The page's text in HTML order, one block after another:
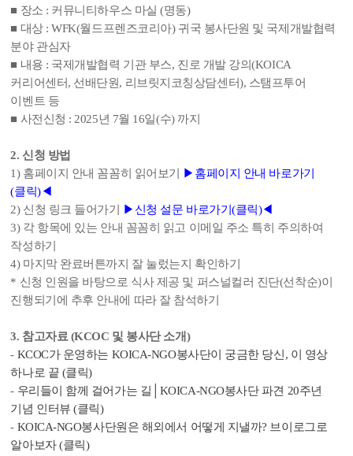
■ 장소 : 커뮤니티하우스 마실 (명동)
■ 대상 : WFK(월드프렌즈코리아) 귀국 봉사단원 및 국제개발협력
분야 관심자
■ 내용 : 국제개발협력 기관 부스, 진로 개발 강의(KOICA
커리어센터, 선배단원, 리브릿지코칭상담센터), 스탬프투어
이벤트 등
■ 사전신청 : 2025년 7월 16일(수) 까지
2. 신청 방법
1) 홈페이지 안내 꼼꼼히 읽어보기
▶홈페이지 안내 바로가기
(클릭)◀
2) 신청 링크 들어가기
▶신청 설문 바로가기(클릭)◀
3) 각 항목에 있는 안내 꼼꼼히 읽고 이메일 주소 특히 주의하여
작성하기
4) 마지막 완료버튼까지 잘 눌렀는지 확인하기
* 신청 인원을 바탕으로 식사 제공 및 퍼스널컬러 진단(선착순)이
진행되기에 추후 안내에 따라 잘 참석하기
3. 참고자료 (KCOC 및 봉사단 소개)
- KCOC가 운영하는 KOICA-NGO봉사단이 궁금한 당신, 이 영상
하나로 끝 (클릭)
- 우리들이 함께 걸어가는 길│KOICA-NGO봉사단 파견 20주년
기념 인터뷰 (클릭)
- KOICA-NGO봉사단원은 해외에서 어떻게 지낼까? 브이로그로
알아보자 (클릭)